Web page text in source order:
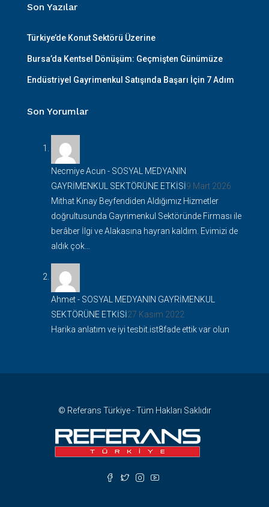
Son Yazılar
Türkiye’de Konut Sektörü Üzerine
Bursa’da Kentsel Dönüşüm: Geçmişten Günümüze
Endüstriyel Gayrimenkul Satışında Başarı İçin 7 Adım
Son Yorumlar
Necmiye Acun - SOSYAL MEDYANIN
GAYRİMENKUL SEKTÖRÜNE ETKİSİ9 Mart 2026
Mithat Kınay Beyfendiden Aldığımız Hizmetler
doğrultusunda Gayrimenkul Sektöründe Firması ile
berâber İlgi ve Alakasına hayran kaldım. Evimizi de
aldık çok…
Ahmet- SOSYAL MEDYANIN GAYRİMENKUL
SEKTÖRÜNE ETKİSİ27 Kasım 2022
Harika anlatım ve iyi tesbit.ist8fade ettik var olun
© Referans Türkiye - Tüm Hakları Saklıdır